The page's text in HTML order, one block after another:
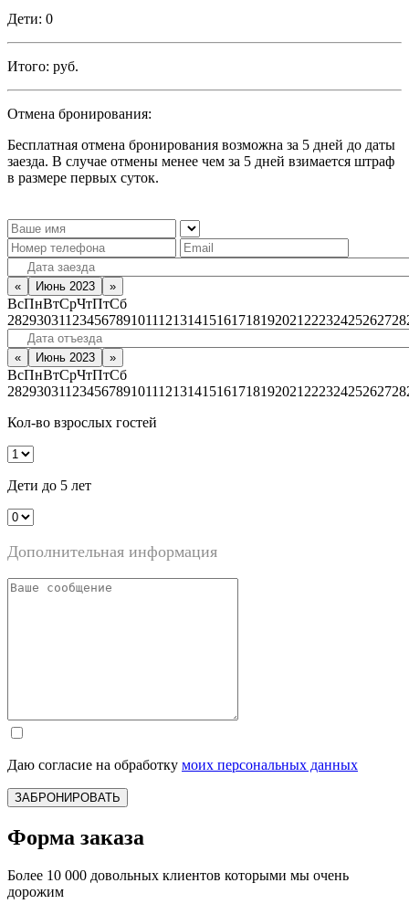
Дети: 0
Итого: руб.
Отмена бронирования:
Бесплатная отмена бронирования возможна за 5 дней до даты
заезда. В случае отмены менее чем за 5 дней взимается штраф
в размере первых суток.
« Июнь 2023 »
ВсПнВтСрЧтПтСб
282930311 23456789101112131415161718192021 22232425262728
« Июнь 2023 »
ВсПнВтСрЧтПтСб
282930311 23456789101112131415161718192021 22232425262728
Кол-во взрослых гостей
Дети до 5 лет
Дополнительная информация
Даю согласие на обработку моих персональных данных
ЗАБРОНИРОВАТЬ
Форма заказа
Более 10 000 довольных клиентов которыми мы очень
дорожим